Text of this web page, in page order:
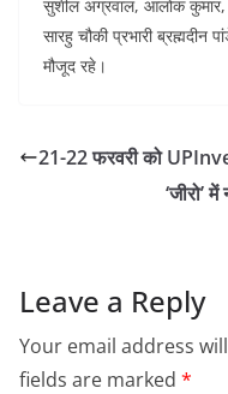
सुशील अग्रवाल, आलोक कुमार,
सारहु चौकी प्रभारी ब्रह्मदीन
मौजूद रहे।
21-22 फरवरी को
Leave a Reply
Your email address
fields are marked *